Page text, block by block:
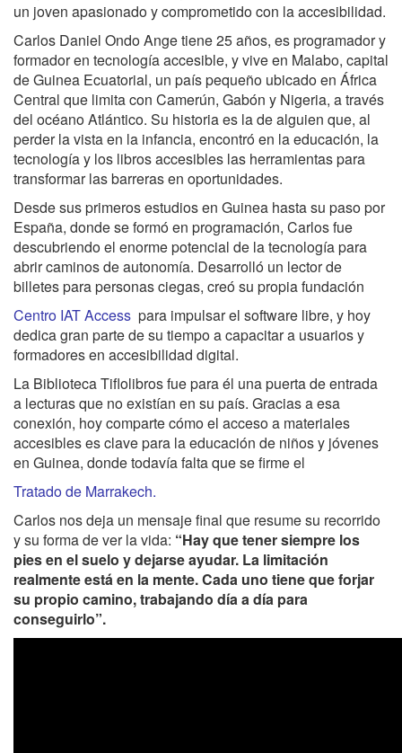
un joven apasionado y comprometido con la accesibilidad.
Carlos Daniel Ondo Ange tiene 25 años, es programador y
formador en tecnología accesible, y vive en Malabo, capital
de Guinea Ecuatorial, un país pequeño ubicado en África
Central que limita con Camerún, Gabón y Nigeria, a través
del océano Atlántico. Su historia es la de alguien que, al
perder la vista en la infancia, encontró en la educación, la
tecnología y los libros accesibles las herramientas para
transformar las barreras en oportunidades.
Desde sus primeros estudios en Guinea hasta su paso por
España, donde se formó en programación, Carlos fue
descubriendo el enorme potencial de la tecnología para
abrir caminos de autonomía. Desarrolló un lector de
billetes para personas ciegas, creó su propia fundación
Centro IAT Access para impulsar el software libre, y hoy
dedica gran parte de su tiempo a capacitar a usuarios y
formadores en accesibilidad digital.
La Biblioteca Tiflolibros fue para él una puerta de entrada
a lecturas que no existían en su país. Gracias a esa
conexión, hoy comparte cómo el acceso a materiales
accesibles es clave para la educación de niños y jóvenes
en Guinea, donde todavía falta que se firme el
Tratado de Marrakech.
Carlos nos deja un mensaje final que resume su recorrido
y su forma de ver la vida: “Hay que tener siempre los
pies en el suelo y dejarse ayudar. La limitación
realmente está en la mente. Cada uno tiene que forjar
su propio camino, trabajando día a día para
conseguirlo”.